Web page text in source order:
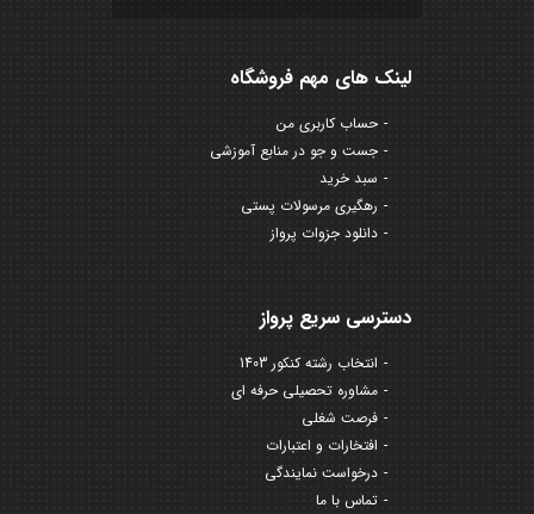
لینک های مهم فروشگاه
حساب کاربری من
جست و جو در منابع آموزشی
سبد خرید
رهگیری مرسولات پستی
دانلود جزوات پرواز
دسترسی سریع پرواز
انتخاب رشته کنکور 1403
مشاوره تحصیلی حرفه ای
فرصت شغلی
افتخارات و اعتبارات
درخواست نمایندگی
تماس با ما